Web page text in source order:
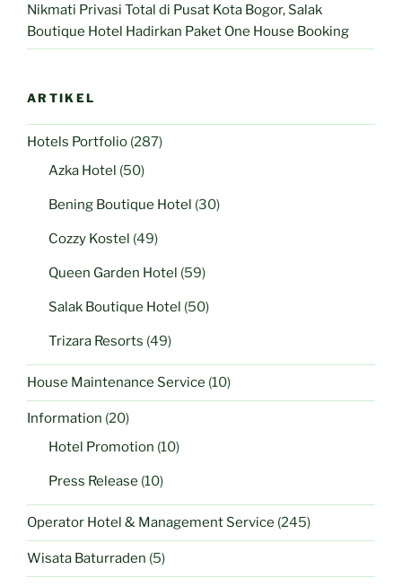
Nikmati Privasi Total di Pusat Kota Bogor, Salak
Boutique Hotel Hadirkan Paket One House Booking
ARTIKEL
Hotels Portfolio (287)
Azka Hotel (50)
Bening Boutique Hotel (30)
Cozzy Kostel (49)
Queen Garden Hotel (59)
Salak Boutique Hotel (50)
Trizara Resorts (49)
House Maintenance Service (10)
Information (20)
Hotel Promotion (10)
Press Release (10)
Operator Hotel & Management Service (245)
Wisata Baturraden (5)